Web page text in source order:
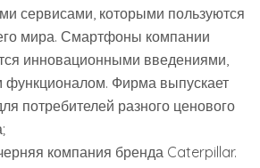
сервисами, которыми пользуются
мира. Смартфоны компании
инновационными введениями,
Фирма выпускает
потребителей разного ценового
компания бренда Caterpillar.